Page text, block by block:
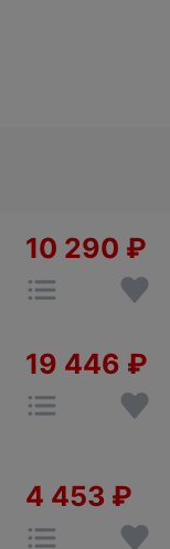
10 290 ₽
19 446 ₽
4 453 ₽